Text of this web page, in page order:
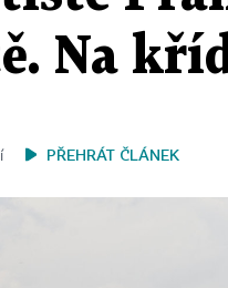
Na
PŘEHRÁT ČLÁNEK